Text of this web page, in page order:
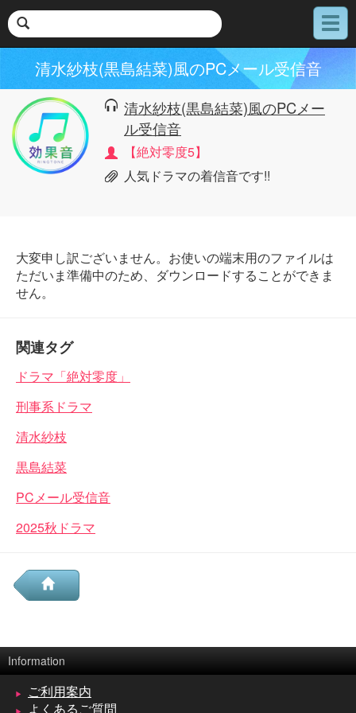
メ
ニ
清水紗枝(黒島結菜)風のPCメール受信音
清水紗枝(黒島結菜)風のPCメー
ル受信音
【絶対零度5】
人気ドラマの着信音です!!
大変申し訳ございません。お使いの端末用のファイルは
ただいま準備中のため、ダウンロードすることができま
せん。
関連タグ
ドラマ「絶対零度」
刑事系ドラマ
清水紗枝
黒島結菜
PCメール受信音
2025秋ドラマ
Information
ご利用案内
よくあるご質問